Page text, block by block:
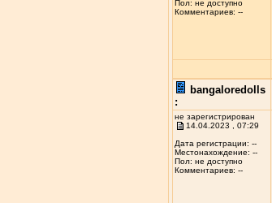
Пол: не доступно
Комментариев: --
bangaloredolls
:
не зарегистрирован
14.04.2023 , 07:29
Дата регистрации: --
Местонахождение: --
Пол: не доступно
Комментариев: --